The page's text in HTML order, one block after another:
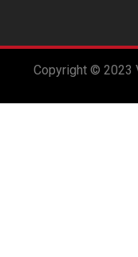
Copyright © 2023